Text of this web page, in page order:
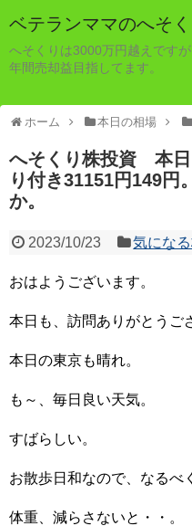
ベテランママのへそ
へそくりは3000万円越えです
年間売却益目指してます。
ホーム 本日の相場
へそくり株投資 本日
り付き31151円149円
か。
2023/10/23 気にな
おはようございます。
本日も、訪問ありがとうご
本日の東京も晴れ。
も～、毎日良い天気。
すばらしい。
お散歩日和なので、なるべ
体重、減らさないと・・。